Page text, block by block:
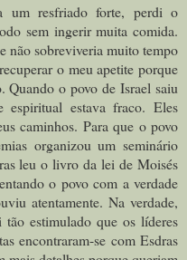
um resfriado forte, perdi o
sem ingerir muita comida.
não sobreviveria muito tempo
o meu apetite porque
Quando o povo de Israel saiu
estava fraco. Eles
caminhos. Para que o povo
organizou um seminário
leu o livro da lei de Moisés
o povo com a verdade
atentamente. Na verdade,
estimulado que os líderes
encontraram-se com Esdras